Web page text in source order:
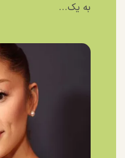
به یک...